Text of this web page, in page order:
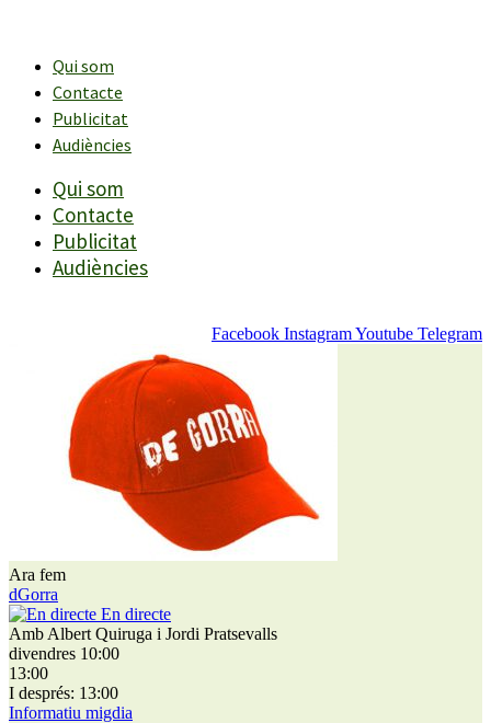
contingutQui som
Contacte
Publicitat
Audiències
Qui som
Contacte
Publicitat
Audiències
Facebook InstagramYoutube Telegram
Ara fem
dGorra
En directe
Amb Albert Quiruga i Jordi Pratsevalls
divendres 10:00
13:00
I després: 13:00
Informatiu migdia